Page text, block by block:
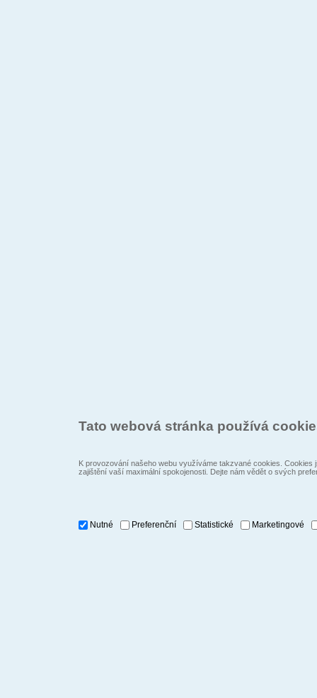
Tato webová stránka používá
K provozování našeho webu využíváme takzvané cookies.
zajištění vaší maximální spokojenosti. Dejte nám vědět o svých
Nutné Preferenční Statistické Marketingové